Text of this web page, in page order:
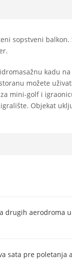
sopstveni
kadu
možete
mini-golf i
Objekat
drugih aerodroma
sata pre poletanja